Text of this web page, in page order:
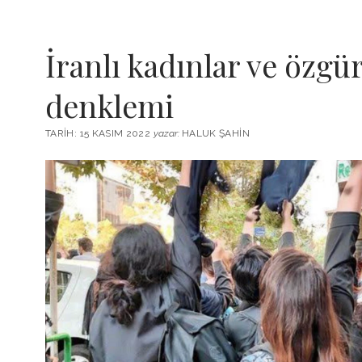
İranlı kadınlar ve
denklemi
TARIH: 15 KASIM 2022 yazar:HALUK ŞAHIN